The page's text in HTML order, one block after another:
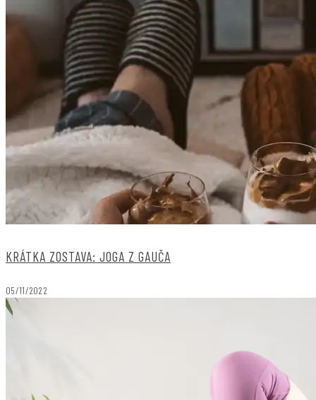
KRÁTKA ZOSTAVA: JOGA Z GAUČA
05/11/2022